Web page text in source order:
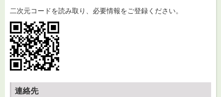
二次元コードを読み取り、必要情報をご登録ください。
連絡先